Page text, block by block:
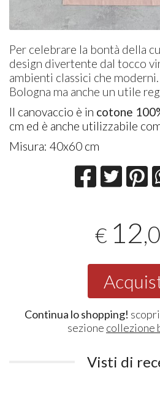
Per celebrare la bontà della
design divertente dal tocco
ambienti classici che
Bologna ma anche un utile
Il canovaccio è in cotone
cm ed è anche utilizzabile
Misura: 40x60 cm
€ 12
Continua lo shopping!
sezione collezione
Visti di